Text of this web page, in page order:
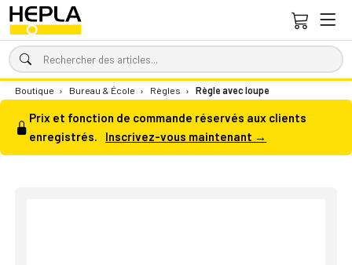
Boutique › Bureau & École › Règles › Règle avec loupe
Prix et fonction de commande réservés aux clients
enregistrés.
Inscrivez-vous maintenant →